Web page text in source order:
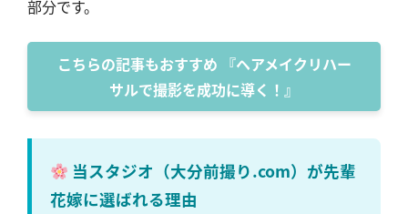
部分です。
こちらの記事もおすすめ 『ヘアメイクリハー
サルで撮影を成功に導く！』
当スタジオ（大分前撮り.com）が先輩
花嫁に選ばれる理由